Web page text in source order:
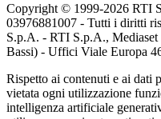
Copyright © 1999-2026 RTI
03976881007 - Tutti i diritti
S.p.A. - RTI S.p.A., Mediaset
Bassi) - Uffici Viale Europa
Rispetto ai contenuti e ai dati
vietata ogni utilizzazione
intelligenza artificiale